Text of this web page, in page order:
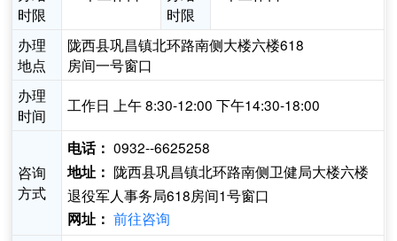
时限
时限
办理
地点
陇西县巩昌镇北环路南侧大楼六楼618
房间一号窗口
办理
时间
工作日 上午 8:30-12:00 下午14:30-18:00
咨询
方式
电话： 0932--6625258
地址： 陇西县巩昌镇北环路南侧卫健局大楼六楼
退役军人事务局618房间1号窗口
网址： 前往咨询